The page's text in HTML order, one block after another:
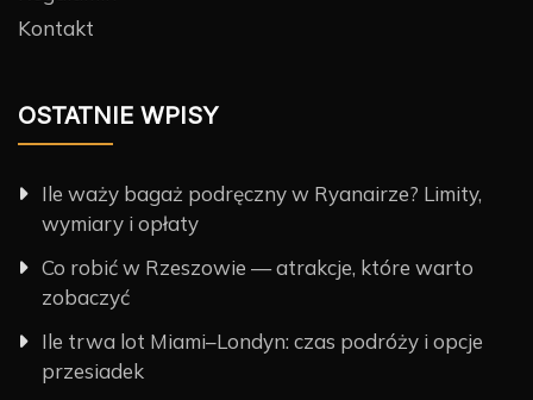
Kontakt
OSTATNIE WPISY
Ile waży bagaż podręczny w Ryanairze? Limity,
wymiary i opłaty
Co robić w Rzeszowie — atrakcje, które warto
zobaczyć
Ile trwa lot Miami–Londyn: czas podróży i opcje
przesiadek